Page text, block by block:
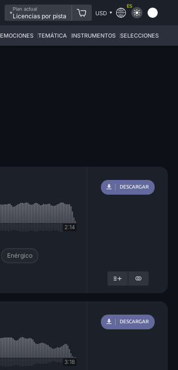
Plan actual
Licencias por pista USD
ES
EMOCIONES TEMÁTICA INSTRUMENTOS SELECCIONES
2:14
Enérgico
DESCARGAR
3:18
DESCARGAR